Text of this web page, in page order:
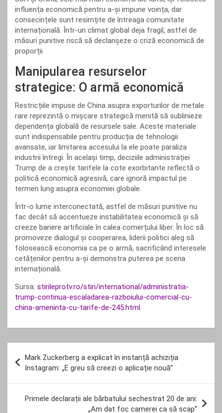
influența economică pentru a-și impune voința, dar
consecințele sunt resimțite de întreaga comunitate
internațională. Într-un climat global deja fragil, astfel de
măsuri punitive riscă să declanșeze o criză economică de
proporții.
Manipularea resurselor
strategice: O armă economică
Restricțiile impuse de China asupra exporturilor de metale
rare reprezintă o mișcare strategică menită să sublinieze
dependența globală de resursele sale. Aceste materiale
sunt indispensabile pentru producția de tehnologii
avansate, iar limitarea accesului la ele poate paraliza
industrii întregi. În același timp, deciziile administrației
Trump de a crește tarifele la cote exorbitante reflectă o
politică economică agresivă, care ignoră impactul pe
termen lung asupra economiei globale.
Într-o lume interconectată, astfel de măsuri punitive nu
fac decât să accentueze instabilitatea economică și să
creeze bariere artificiale în calea comerțului liber. În loc să
promoveze dialogul și cooperarea, liderii politici aleg să
folosească economia ca pe o armă, sacrificând interesele
cetățenilor pentru a-și demonstra puterea pe scena
internațională.
Sursa: stirileprotv.ro/stiri/international/administratia-
trump-continua-escaladarea-razboiului-comercial-cu-
china-ameninta-cu-tarife-de-245.html
în
articole
Mark Zuckerberg a explicat în instanță achiziția
Instagram: „E greu să creezi o aplicație nouă”
Primele declarații ale bărbatului sechestrat 20 de ani:
„Am dat foc camerei ca să scap”